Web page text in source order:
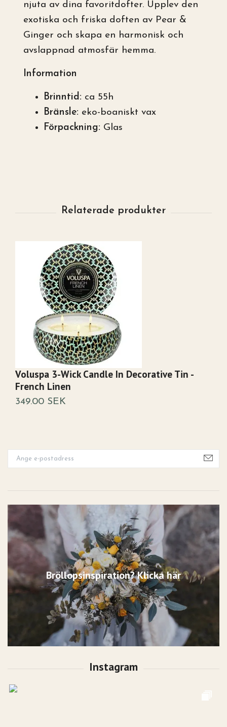
Bröllopsinspiration? Klicka här
njuta av dina favoritdofter. Upplev den
exotiska och friska doften av Pear &
Ginger och skapa en harmonisk och
avslappnad atmosfär hemma.
Information
Brinntid: ca 55h
Bränsle: eko-boaniskt vax
Förpackning: Glas
Voluspa 3-Wick Candle In Decorative Tin -
French Linen
349.00 SEK